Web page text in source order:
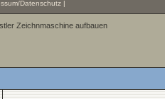
Datenschutz |
Zeichnmaschine aufbauen